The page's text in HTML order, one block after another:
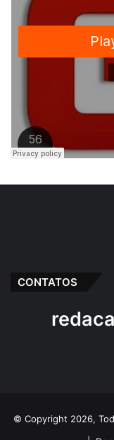
CONTATOS
© Copyright 2026,